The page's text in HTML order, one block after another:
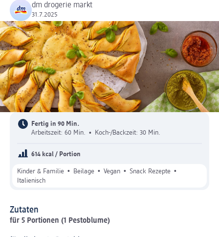
dm drogerie markt
31.7.2025
Fertig in 90 Min.
Arbeitszeit: 60 Min. • Koch-/Backzeit: 30 Min.
614 kcal / Portion
Kinder & Familie • Beilage • Vegan • Snack Rezepte •
Italienisch
Zutaten
für 5 Portionen (1 Pestoblume)